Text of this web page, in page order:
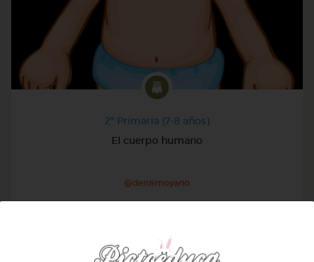
2º Primaria (7-8 años)
El cuerpo humano
@denismoyano